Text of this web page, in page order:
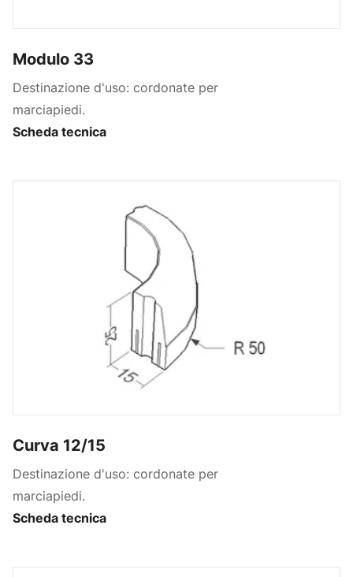
Modulo 33
Destinazione d'uso: cordonate per
marciapiedi.
Scheda tecnica
Curva 12/15
Destinazione d'uso: cordonate per
marciapiedi.
Scheda tecnica